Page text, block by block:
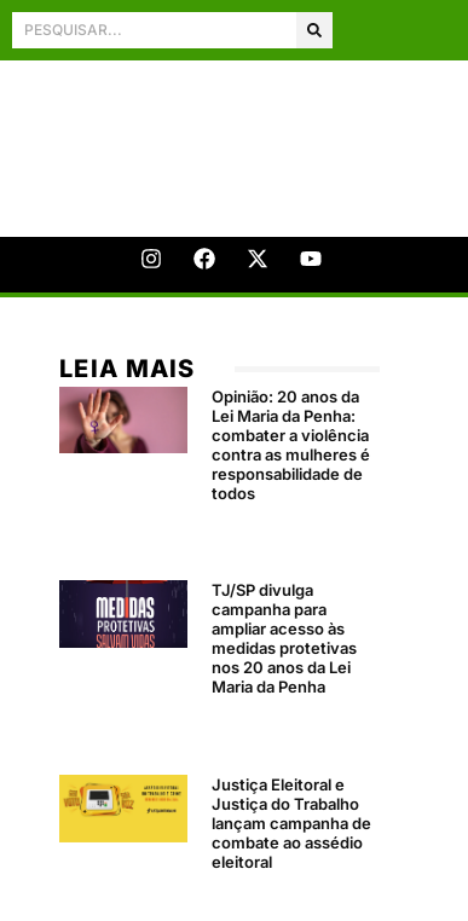
LEIA MAIS
Opinião: 20 anos da
Lei Maria da Penha:
combater a violência
contra as mulheres é
responsabilidade de
todos
TJ/SP divulga
campanha para
ampliar acesso às
medidas protetivas
nos 20 anos da Lei
Maria da Penha
Justiça Eleitoral e
Justiça do Trabalho
lançam campanha de
combate ao assédio
eleitoral